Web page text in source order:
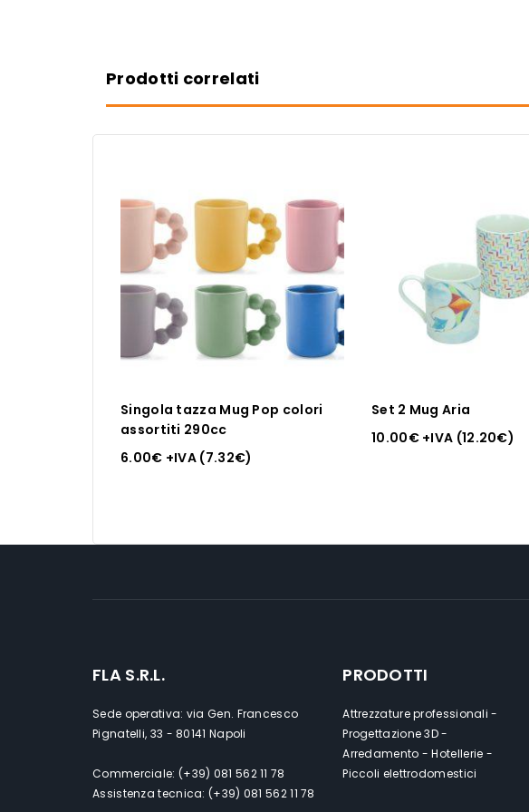
Prodotti correlati
Singola tazza Mug Pop colori
assortiti 290cc
6.00€ +IVA (7.32€)
Set 2 Mug Aria
10.00€+IVA (12.20€)
FLA S.R.L.
Sede operativa: via Gen. Francesco
Pignatelli, 33 - 80141 Napoli
Commerciale: (+39) 081 562 11 78
Assistenza tecnica: (+39) 081 562 11 78
PRODOTTI
Attrezzature professionali -
Progettazione 3D -
Arredamento - Hotellerie -
Piccoli elettrodomestici